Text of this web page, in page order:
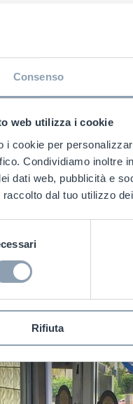
Consenso
web utilizza i cookie
i cookie per
Condividiamo inoltre
dati web, pubblicità e
raccolto dal tuo utilizzo
Rifiuta
Investiamo
soluzioni